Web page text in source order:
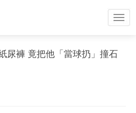
尿褲 竟把他「當球扔」撞石